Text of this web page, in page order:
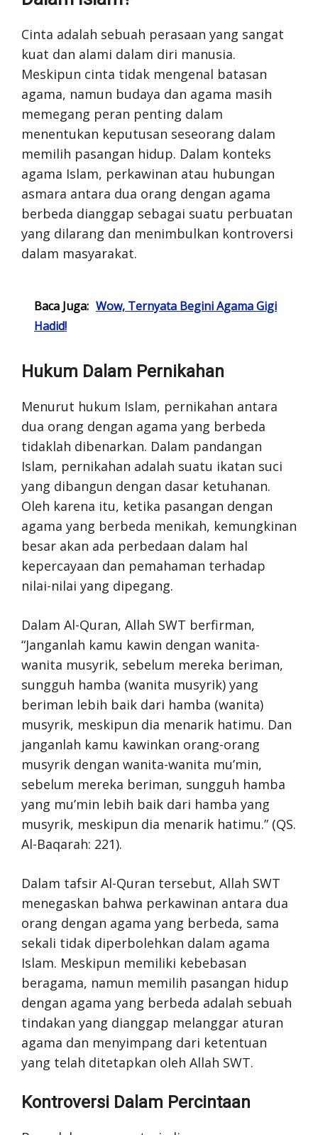
Cinta adalah sebuah perasaan yang sangat
kuat dan alami dalam diri manusia.
Meskipun cinta tidak mengenal batasan
agama, namun budaya dan agama masih
memegang peran penting dalam
menentukan keputusan seseorang dalam
memilih pasangan hidup. Dalam konteks
agama Islam, perkawinan atau hubungan
asmara antara dua orang dengan agama
berbeda dianggap sebagai suatu perbuatan
yang dilarang dan menimbulkan kontroversi
dalam masyarakat.
Baca Juga: Wow, Ternyata Begini Agama Gigi
Hadid!
Hukum Dalam Pernikahan
Menurut hukum Islam, pernikahan antara
dua orang dengan agama yang berbeda
tidaklah dibenarkan. Dalam pandangan
Islam, pernikahan adalah suatu ikatan suci
yang dibangun dengan dasar ketuhanan.
Oleh karena itu, ketika pasangan dengan
agama yang berbeda menikah, kemungkinan
besar akan ada perbedaan dalam hal
kepercayaan dan pemahaman terhadap
nilai-nilai yang dipegang.
Dalam Al-Quran, Allah SWT berfirman,
“Janganlah kamu kawin dengan wanita-
wanita musyrik, sebelum mereka beriman,
sungguh hamba (wanita musyrik) yang
beriman lebih baik dari hamba (wanita)
musyrik, meskipun dia menarik hatimu. Dan
janganlah kamu kawinkan orang-orang
musyrik dengan wanita-wanita mu’min,
sebelum mereka beriman, sungguh hamba
yang mu’min lebih baik dari hamba yang
musyrik, meskipun dia menarik hatimu.” (QS.
Al-Baqarah: 221).
Dalam tafsir Al-Quran tersebut, Allah SWT
menegaskan bahwa perkawinan antara dua
orang dengan agama yang berbeda, sama
sekali tidak diperbolehkan dalam agama
Islam. Meskipun memiliki kebebasan
beragama, namun memilih pasangan hidup
dengan agama yang berbeda adalah sebuah
tindakan yang dianggap melanggar aturan
agama dan menyimpang dari ketentuan
yang telah ditetapkan oleh Allah SWT.
Kontroversi Dalam Percintaan